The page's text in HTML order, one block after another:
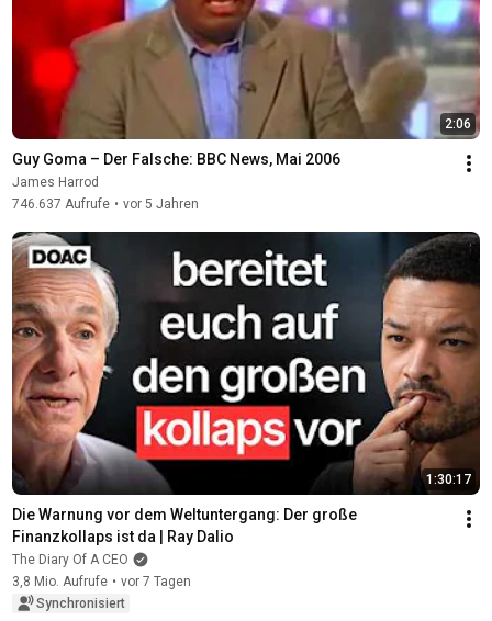
2:06
Guy Goma – Der Falsche: BBC News, Mai 2006
James Harrod
746.637 Aufrufe • vor 5 Jahren
1:30:17
Die Warnung vor dem Weltuntergang: Der große
Finanzkollaps ist da | Ray Dalio
The Diary Of A CEO
3,8 Mio. Aufrufe • vor 7 Tagen
Synchronisiert